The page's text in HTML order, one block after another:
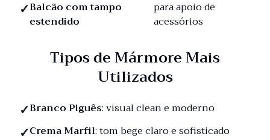
Balcão com tampo
estendido
para apoio de
acessórios
Tipos de Mármore Mais
Utilizados
Branco Piguês: visual clean e moderno
Crema Marfil: tom bege claro e sofisticado